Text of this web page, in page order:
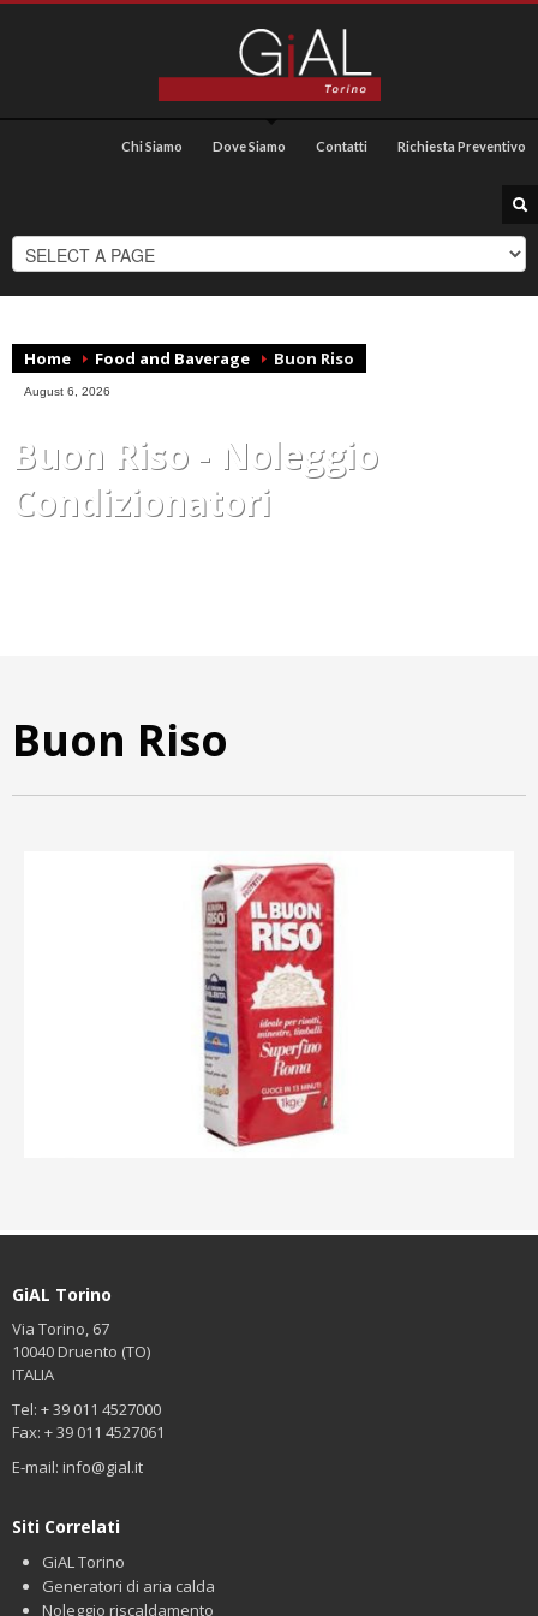
Chi Siamo Dove Siamo Contatti Richiesta Preventivo
Home Food and Baverage Buon Riso
August 6, 2026
Buon Riso - Noleggio
Condizionatori
Buon Riso
GiAL Torino
Via Torino, 67
10040 Druento (TO)
ITALIA
Tel: + 39 011 4527000
Fax: + 39 011 4527061
E-mail: info@gial.it
Siti Correlati
GiAL Torino
Generatori di aria calda
Noleggio riscaldamento